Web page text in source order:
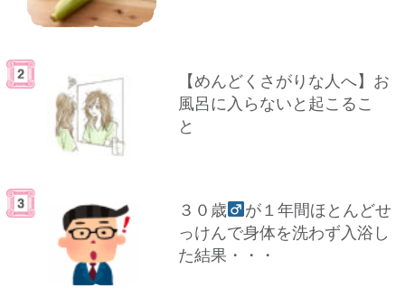
【めんどくさがりな人へ】お
風呂に入らないと起こるこ
と
３０歳
が１年間ほとんどせ
っけんで身体を洗わず入浴し
た結果・・・